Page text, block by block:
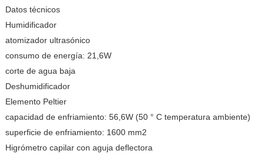
Datos técnicos
Humidificador
atomizador ultrasónico
consumo de energía: 21,6W
corte de agua baja
Deshumidificador
Elemento Peltier
capacidad de enfriamiento: 56,6W (50 ° C temperatura ambiente)
superficie de enfriamiento: 1600 mm2
Higrómetro capilar con aguja deflectora